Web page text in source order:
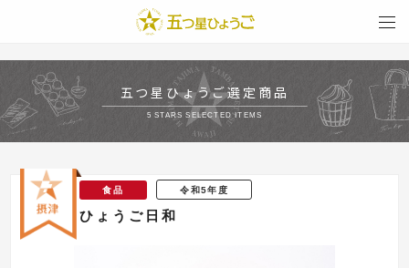
五つ星ひょうご選定商品
5 STARS SELECTED ITEMS
食品 令和5年度
ひょうご日和